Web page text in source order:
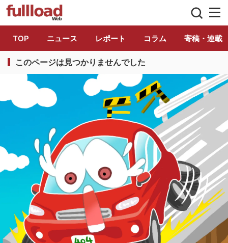
トラック総合情報誌「フルロード」公式
TOP ニュース レポート コラム 寄稿・連載
このページは見つかりませんでした